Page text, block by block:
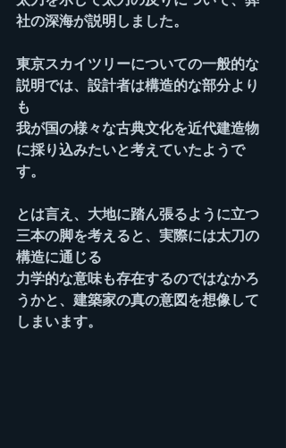
社の深海が説明しました。
東京スカイツリーについての一般的な
説明では、設計者は構造的な部分より
も
我が国の様々な古典文化を近代建造物
に採り込みたいと考えていたようで
す。
とは言え、大地に踏ん張るように立つ
三本の脚を考えると、実際には太刀の
構造に通じる
力学的な意味も存在するのではなかろ
うかと、建築家の真の意図を想像して
しまいます。